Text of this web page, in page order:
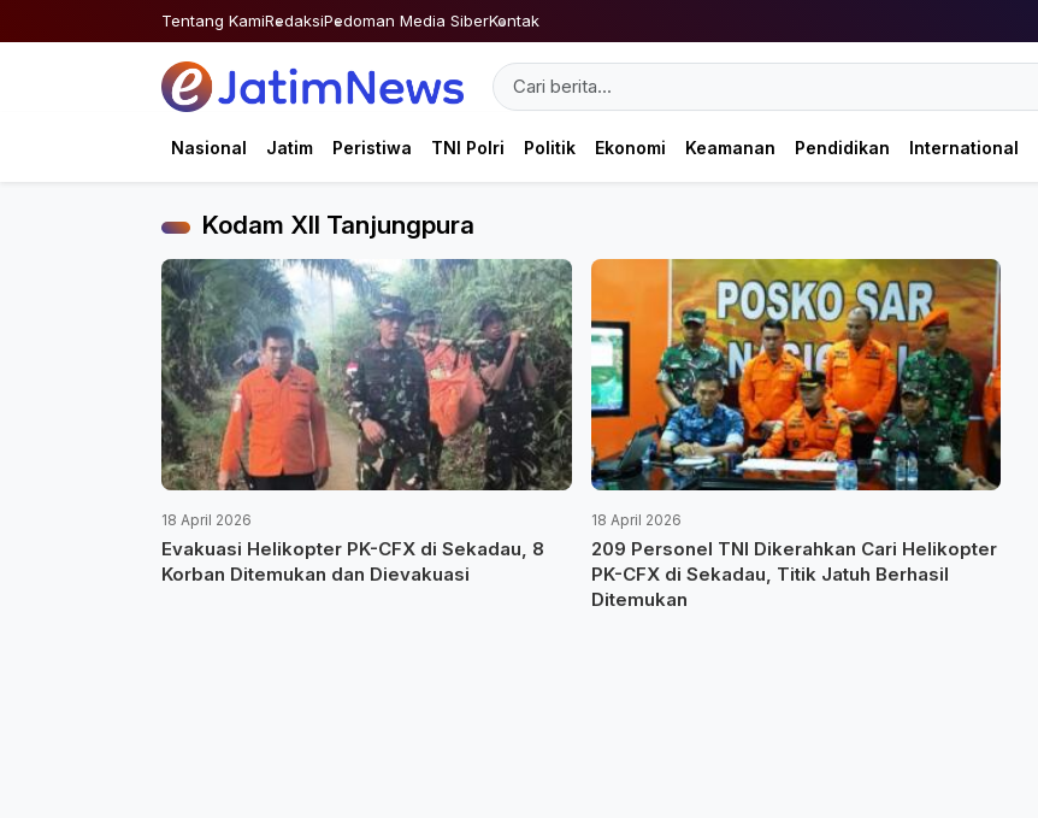
to
Tentang KamiRedaksiPedoman Media SiberKontak
Nasional Jatim Peristiwa TNI Polri Politik Ekonomi Keamanan Pendidikan International
Kodam XII Tanjungpura
18 April 2026
Evakuasi Helikopter PK-CFX di Sekadau, 8
Korban Ditemukan dan Dievakuasi
18 April 2026
209 Personel TNI Dikerahkan Cari Helikopter
PK-CFX di Sekadau, Titik Jatuh Berhasil
Ditemukan